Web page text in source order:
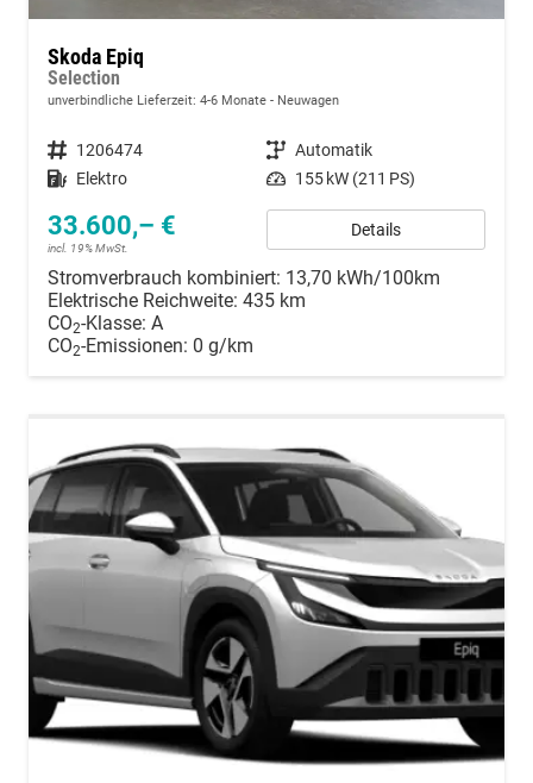
Skoda Epiq
Selection
unverbindliche Lieferzeit: 4-6 Monate Neuwagen
Fahrzeugnummer 1206474 Getriebe Automatik
Kraftstoff Elektro Leistung 155 kW (211 PS)
33.600,– €
incl. 19% MwSt.
Details
Stromverbrauch kombiniert: 13,70 kWh/100km
Elektrische Reichweite: 435 km
CO2-Klasse: A
CO2-Emissionen: 0 g/km